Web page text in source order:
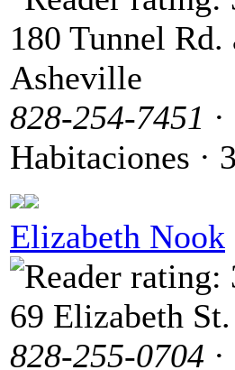
180 Tunnel Rd.
Asheville
828-254-7451
Habitaciones ·
Elizabeth Nook
69 Elizabeth
828-255-0704